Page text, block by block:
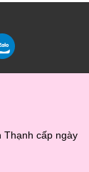
Thạnh cấp ngày